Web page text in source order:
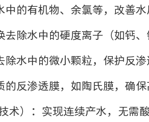
的有机物、余氯等，改善水
除水中的硬度离子（如钙
水中的微小颗粒，保护反渗
反渗透膜，如陶氏膜，确保
）：实现连续产水，无需